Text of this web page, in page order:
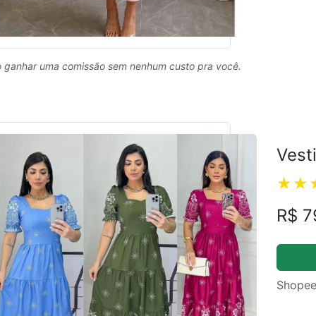
ganhar uma comissão sem nenhum custo pra você.
R$